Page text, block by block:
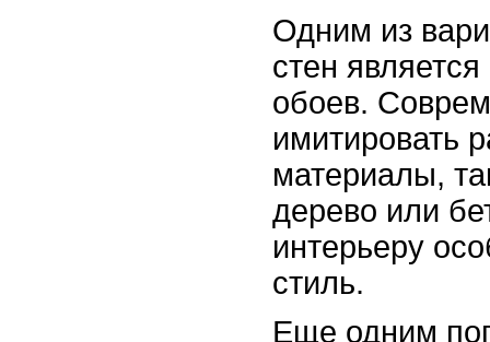
Одним из
стен
обоев.
имитировать
материалы,
дерево или
интерьеру
стиль.
Еще одним